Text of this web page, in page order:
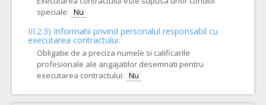
speciale: Nu
III.2.3) Informatii privind personalul responsabil cu
executarea contractului:
Obligatie de a preciza numele si calificarile
profesionale ale angajatilor desemnati pentru
executarea contractului: Nu